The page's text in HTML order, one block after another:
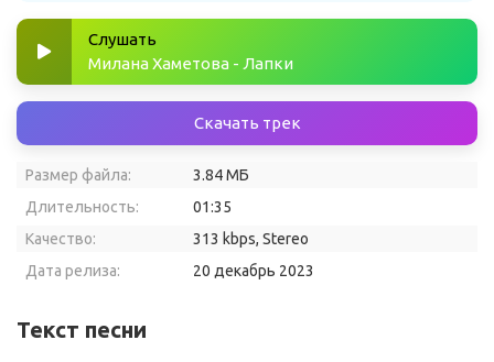
Слушать
Милана Хаметова - Лапки
Скачать трек
Размер файла:
3.84 МБ
Длительность:
01:35
Качество:
313 kbps, Stereo
Дата релиза:
20 декабрь 2023
Текст песни